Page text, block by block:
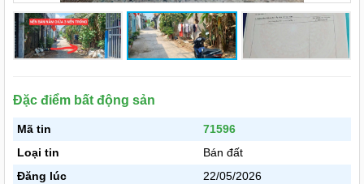
Đặc điểm bất động sản
Mã tin
71596
Loại tin
Bán đất
Đăng lúc
22/05/2026